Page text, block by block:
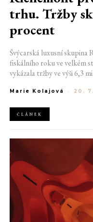
trhu. Tržby
procent
Švýcarská luxusní skupina
fiskálního roku ve velkém
vykázala tržby ve výši 6,3
luxusním zůstává i přes
Marie Kolajová - 20.
ČLÁNEK